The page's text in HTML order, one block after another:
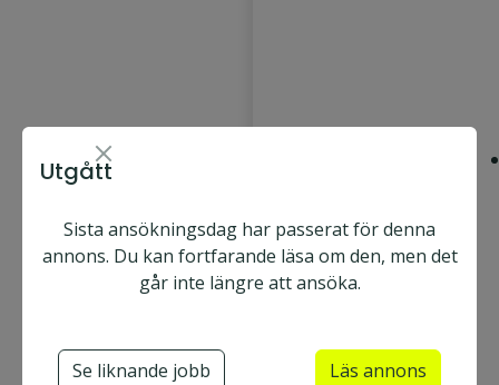
Utgått
Sista ansökningsdag har passerat för denna
annons. Du kan fortfarande läsa om den, men det
går inte längre att ansöka.
Se liknande jobb Läs annons